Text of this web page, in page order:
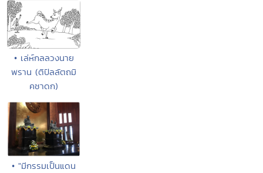
• เล่ห์กลลวงนาย
พราน (ติปัลลัตถมิ
คชาดก)
• "มีกรรมเป็นแดน